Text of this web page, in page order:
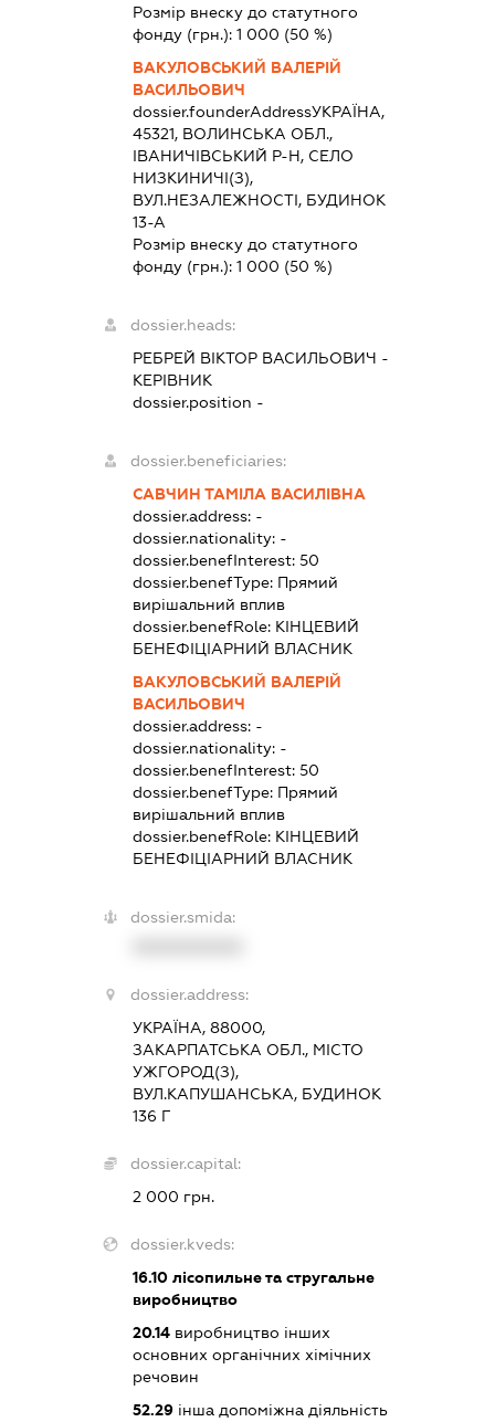
Розмір внеску до статутного
фонду (грн.): 1 000 (50 %)
ВАКУЛОВСЬКИЙ ВАЛЕРІЙ
ВАСИЛЬОВИЧ
dossier.founderAddressУКРАЇНА,
45321, ВОЛИНСЬКА ОБЛ.,
ІВАНИЧІВСЬКИЙ Р-Н, СЕЛО
НИЗКИНИЧІ(З),
ВУЛ.НЕЗАЛЕЖНОСТІ, БУДИНОК
13-А
Розмір внеску до статутного
фонду (грн.): 1 000 (50 %)
dossier.heads:
РЕБРЕЙ ВІКТОР ВАСИЛЬОВИЧ -
КЕРІВНИК
dossier.position -
dossier.beneficiaries:
САВЧИН ТАМІЛА ВАСИЛІВНА
dossier.address: -
dossier.nationality: -
dossier.benefInterest: 50
dossier.benefType: Прямий
вирішальний вплив
dossier.benefRole: КІНЦЕВИЙ
БЕНЕФІЦІАРНИЙ ВЛАСНИК
ВАКУЛОВСЬКИЙ ВАЛЕРІЙ
ВАСИЛЬОВИЧ
dossier.address: -
dossier.nationality: -
dossier.benefInterest: 50
dossier.benefType: Прямий
вирішальний вплив
dossier.benefRole: КІНЦЕВИЙ
БЕНЕФІЦІАРНИЙ ВЛАСНИК
dossier.smida:
dossier.address:
УКРАЇНА, 88000,
ЗАКАРПАТСЬКА ОБЛ., МІСТО
УЖГОРОД(З),
ВУЛ.КАПУШАНСЬКА, БУДИНОК
136 Г
dossier.capital:
2 000 грн.
dossier.kveds:
16.10лісопильне та стругальне
виробництво
20.14виробництво інших
основних органічних хімічних
речовин
52.29інша допоміжна діяльність